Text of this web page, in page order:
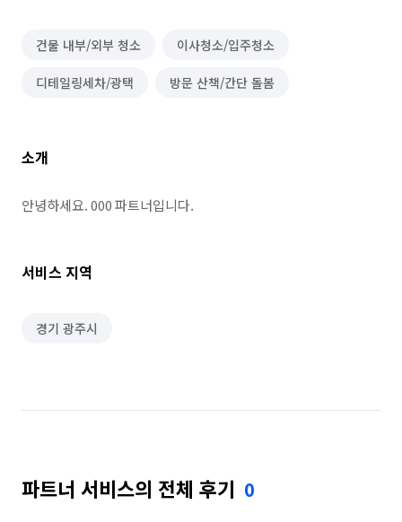
건물 내부/외부 청소 이사청소/입주청소
디테일링세차/광택 방문 산책/간단 돌봄
소개
안녕하세요. 000 파트너입니다.
서비스 지역
경기 광주시
파트너 서비스의 전체 후기 0